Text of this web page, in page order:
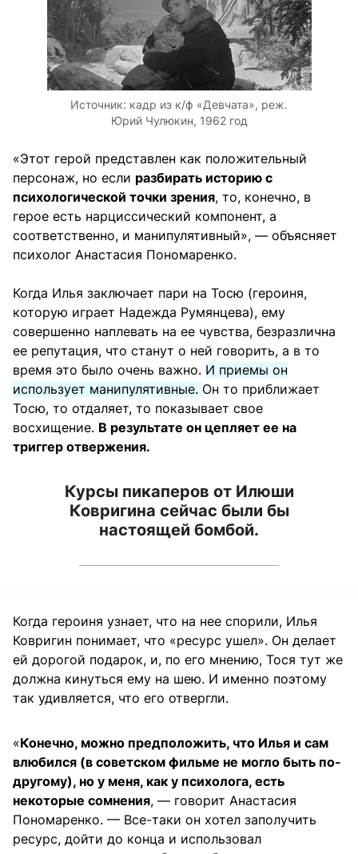
Источник: кадр из к/ф «Девчата», реж.
Юрий Чулюкин, 1962 год
«Этот герой представлен как положительный
персонаж, но если разбирать историю с
психологической точки зрения, то, конечно, в
герое есть нарциссический компонент, а
соответственно, и манипулятивный», — объясняет
психолог Анастасия Пономаренко.
Когда Илья заключает пари на Тосю (героиня,
которую играет Надежда Румянцева), ему
совершенно наплевать на ее чувства, безразлична
ее репутация, что станут о ней говорить, а в то
время это было очень важно. И приемы он
использует манипулятивные. Он то приближает
Тосю, то отдаляет, то показывает свое
восхищение. В результате он цепляет ее на
триггер отвержения.
Курсы пикаперов от Илюши
Ковригина сейчас были бы
настоящей бомбой.
Когда героиня узнает, что на нее спорили, Илья
Ковригин понимает, что «ресурс ушел». Он делает
ей дорогой подарок, и, по его мнению, Тося тут же
должна кинуться ему на шею. И именно поэтому
так удивляется, что его отвергли.
«Конечно, можно предположить, что Илья и сам
влюбился (в советском фильме не могло быть по-
другому), но у меня, как у психолога, есть
некоторые сомнения, — говорит Анастасия
Пономаренко. — Все-таки он хотел заполучить
ресурс, дойти до конца и использовал